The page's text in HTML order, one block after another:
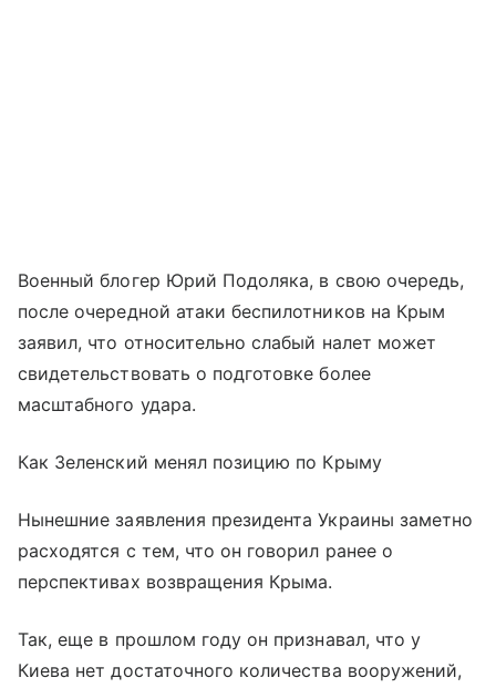
Военный блогер Юрий Подоляка, в свою очередь,
после очередной атаки беспилотников на Крым
заявил, что относительно слабый налет может
свидетельствовать о подготовке более
масштабного удара.
Как Зеленский менял позицию по Крыму
Нынешние заявления президента Украины заметно
расходятся с тем, что он говорил ранее о
перспективах возвращения Крыма.
Так, еще в прошлом году он признавал, что у
Киева нет достаточного количества вооружений,